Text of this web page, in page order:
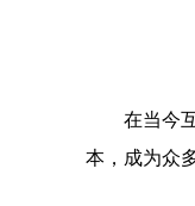
在当今
本，成为众